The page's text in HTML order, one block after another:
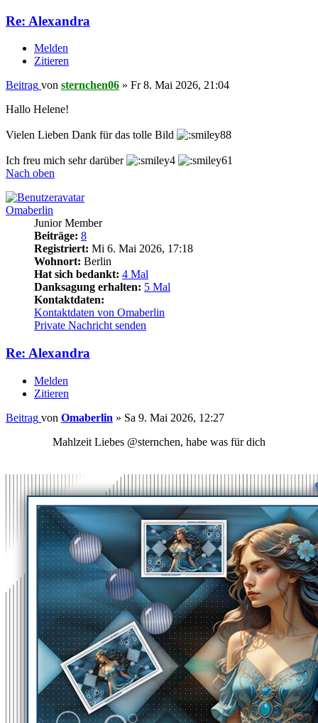
Re: Alexandra
Melden
Zitieren
Beitrag von sternchen06 » Fr 8. Mai 2026, 21:04
Hallo Helene!
Vielen Lieben Dank für das tolle Bild
Ich freu mich sehr darüber
Nach oben
Omaberlin
Junior Member
Beiträge: 8
Registriert: Mi 6. Mai 2026, 17:18
Wohnort: Berlin
Hat sich bedankt: 4 Mal
Danksagung erhalten: 5 Mal
Kontaktdaten:
Kontaktdaten von Omaberlin
Private Nachricht senden
Re: Alexandra
Melden
Zitieren
Beitrag von Omaberlin » Sa 9. Mai 2026, 12:27
Mahlzeit Liebes @sternchen, habe was für dich